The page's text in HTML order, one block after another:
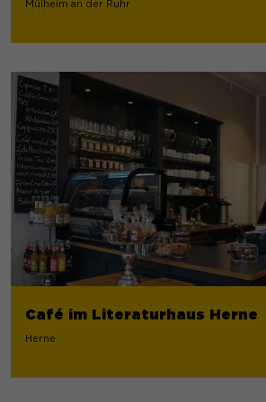
Mülheim an der Ruhr
Café im Literaturhaus Herne
Herne